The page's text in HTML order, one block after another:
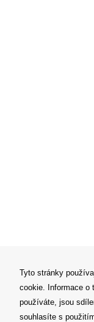
Tyto stránky
cookie. Informace o
používáte, jsou
souhlasíte s
Newsletter